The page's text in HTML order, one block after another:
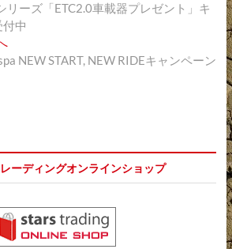
リーズ「ETC2.0車載器プレゼント」キ
中
のNEW START, NEW RIDEキャンペーン
ーディングオンラインショップ